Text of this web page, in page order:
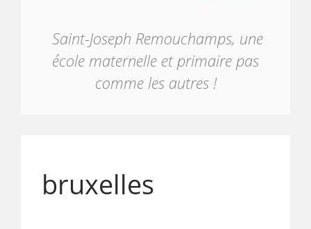
Saint-Joseph Remouchamps, une
école maternelle et primaire pas
comme les autres !
bruxelles